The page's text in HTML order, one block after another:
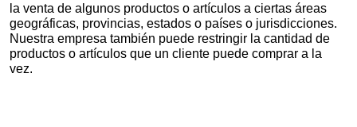
la venta de algunos productos o artículos a ciertas áreas
geográficas, provincias, estados o países o jurisdicciones.
Nuestra empresa también puede restringir la cantidad de
productos o artículos que un cliente puede comprar a la
vez.